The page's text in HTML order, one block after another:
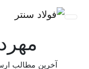
آخرین مطالب